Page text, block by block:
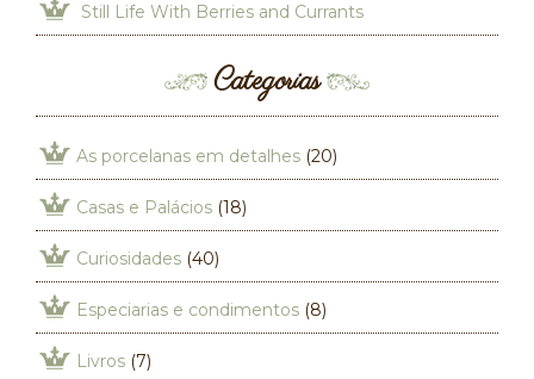
Still Life With Berries and Currants
Categorias
As porcelanas em detalhes (20)
Casas e Palácios (18)
Curiosidades (40)
Especiarias e condimentos (8)
Livros (7)